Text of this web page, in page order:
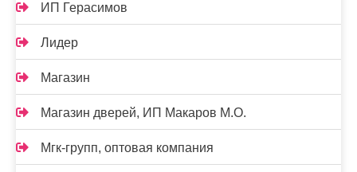
ИП Герасимов
Лидер
Магазин
Магазин дверей, ИП Макаров М.О.
Мгк-групп, оптовая компания